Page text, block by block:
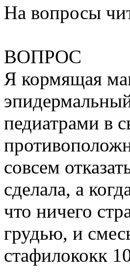
На вопросы
ВОПРОС
Я кормящая
педиатрами в
совсем
сделала, а
что ничего
грудью, и
стафилококк